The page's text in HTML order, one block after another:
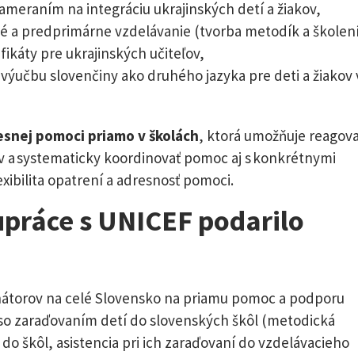
na integráciu ukrajinských detí a žiakov,
a predprimárne vzdelávanie (tvorba metodík a
pre ukrajinských učiteľov,
slovenčiny ako druhého jazyka pre deti a žiakov
pomoci priamo v školách, ktorá umožňuje
systematicky koordinovať pomoc aj s konkrétnymi
opatrení a adresnosť pomoci.
s UNICEF podarilo
na celé Slovensko na priamu pomoc a podporu
zaraďovaním detí do slovenských škôl (metodická
škôl, asistencia pri ich zaraďovaní do vzdelávacieho